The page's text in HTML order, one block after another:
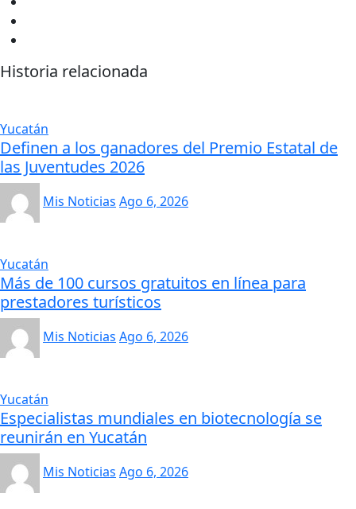
Historia relacionada
Yucatán
Definen a los ganadores del Premio Estatal de
las Juventudes 2026
Mis Noticias Ago 6, 2026
Yucatán
Más de 100 cursos gratuitos en línea para
prestadores turísticos
Mis Noticias Ago 6, 2026
Yucatán
Especialistas mundiales en biotecnología se
reunirán en Yucatán
Mis Noticias Ago 6, 2026